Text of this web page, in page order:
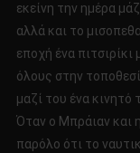
εκείνη την ημέρα
αλλά και το
εποχή ένα
όλους στην
μαζί του ένα κινητό
Όταν ο Μπράιαν και
παρόλο ότι το